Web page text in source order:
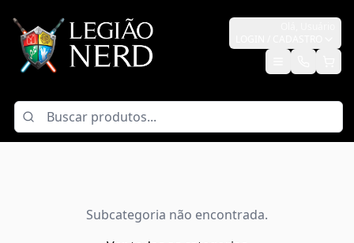
Subcategoria não encontrada.